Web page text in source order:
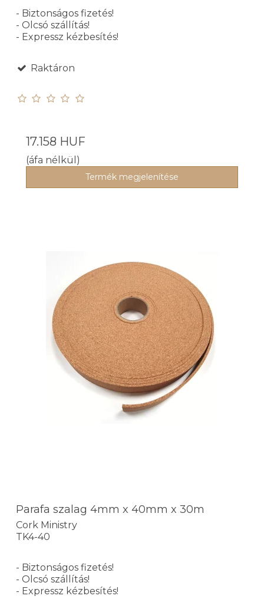
- Biztonságos fizetés!
- Olcsó szállítás!
- Expressz kézbesítés!
Raktáron
17.158 HUF
(áfa nélkül)
Termék megjelenítése
Parafa szalag 4mm x 40mm x 30m
Cork Ministry
TK4-40
- Biztonságos fizetés!
- Olcsó szállítás!
- Expressz kézbesítés!